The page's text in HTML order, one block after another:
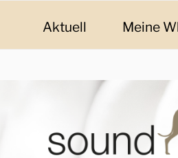
Aktuell Meine